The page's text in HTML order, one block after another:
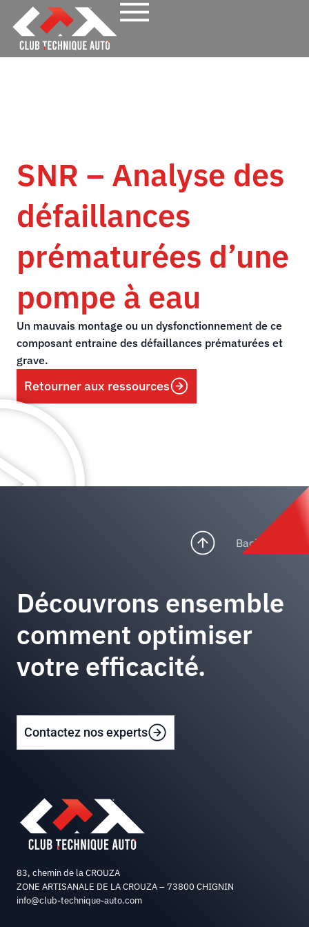
SNR – Analyse des
défaillances
prématurées d’une
pompe à eau
Un mauvais montage ou un dysfonctionnement de ce
composant entraine des défaillances prématurées et
grave.
Retourner aux ressources
Découvrons ensemble
comment optimiser
votre efficacité.
Contactez nos experts
Back to top
83, chemin de la CROUZA
ZONE ARTISANALE DE LA CROUZA – 73800 CHIGNIN
info@club-technique-auto.com